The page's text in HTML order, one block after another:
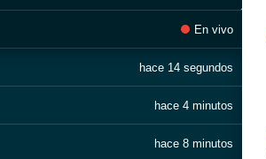
En vivo
hace 14 segundos
hace 4 minutos
hace 8 minutos